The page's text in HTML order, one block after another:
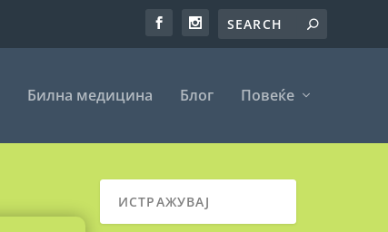
Билна медицина Блог Повеќе